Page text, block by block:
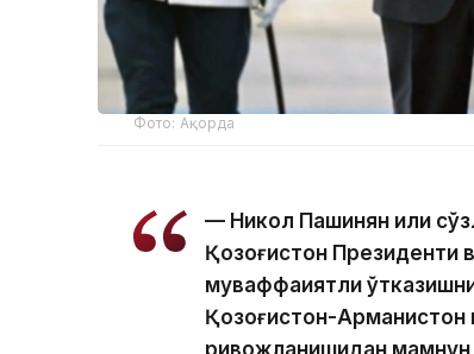
Фото: Ақорда
— Никол Пашинян илиқ
Қозоғистон Президенти
муваффақиятли
Қозоғистон-Арманистон
ривожланишидан мамнун